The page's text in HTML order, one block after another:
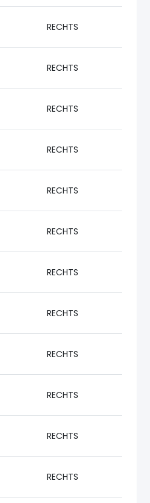
RECHTS
RECHTS
RECHTS
RECHTS
RECHTS
RECHTS
RECHTS
RECHTS
RECHTS
RECHTS
RECHTS
RECHTS